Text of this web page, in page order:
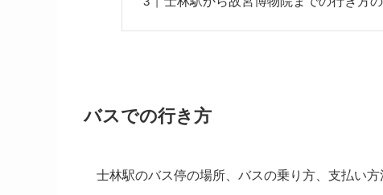
バスでの行き方
士林駅のバス停の場所、バスの乗り方、支払い方